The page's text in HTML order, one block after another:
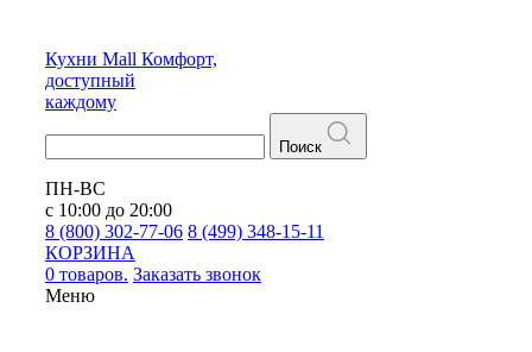
Кухни Mall Комфорт,
доступный
каждому
Поиск
ПН-ВС
с 10:00 до 20:00
8 (800) 302-77-06 8 (499) 348-15-11
КОРЗИНА
0 товаров. Заказать звонок
Меню